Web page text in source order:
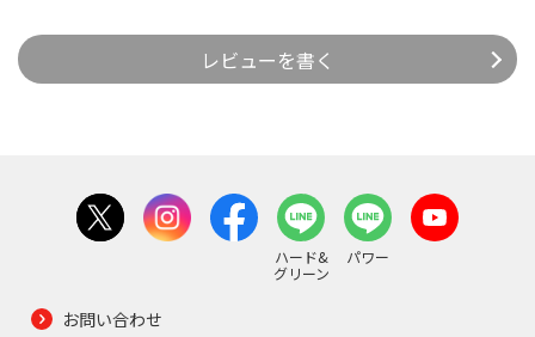
レビューを書く
ハード&
グリーン
パワー
お問い合わせ